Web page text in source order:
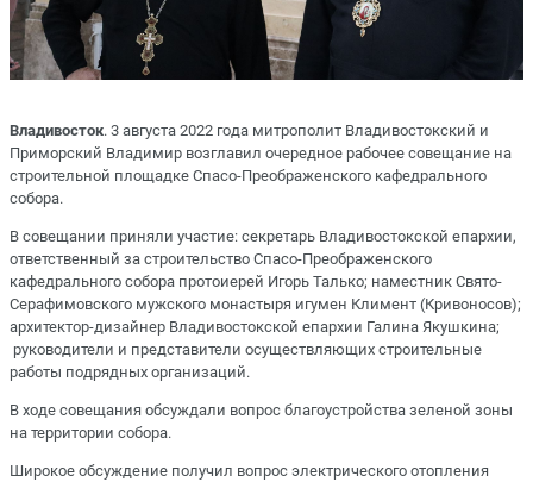
Владивосток. 3 августа 2022 года митрополит Владивостокский и
Приморский Владимир возглавил очередное рабочее совещание на
строительной площадке Спасо-Преображенского кафедрального
собора.
В совещании приняли участие: секретарь Владивостокской епархии,
ответственный за строительство Спасо-Преображенского
кафедрального собора протоиерей Игорь Талько; наместник Свято-
Серафимовского мужского монастыря игумен Климент (Кривоносов);
архитектор-дизайнер Владивостокской епархии Галина Якушкина;
руководители и представители осуществляющих строительные
работы подрядных организаций.
В ходе совещания обсуждали вопрос благоустройства зеленой зоны
на территории собора.
Широкое обсуждение получил вопрос электрического отопления